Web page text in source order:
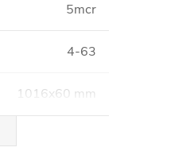
5mcr
4-63
1016x60 mm